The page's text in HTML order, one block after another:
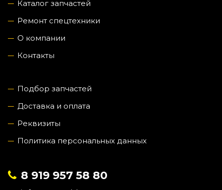
Каталог запчастей
Ремонт спецтехники
О компании
Контакты
Подбор запчастей
Доставка и оплата
Реквизиты
Политика персональных данных
8 919 957 58 80